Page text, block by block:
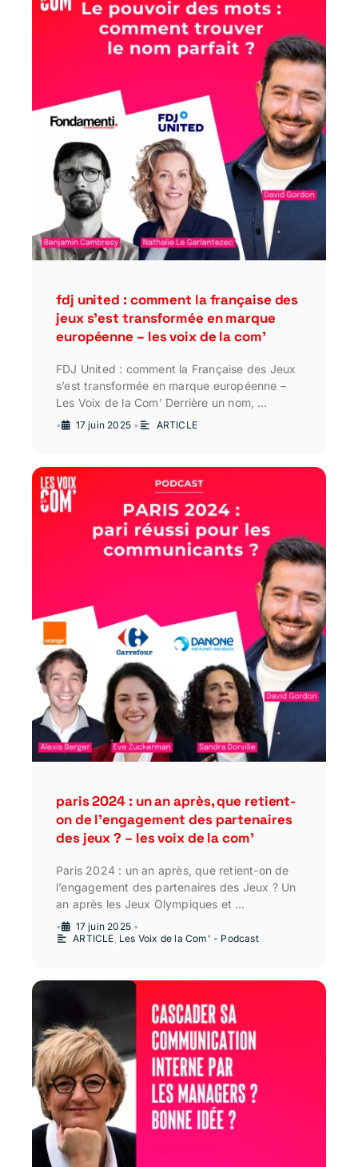
fdj united : comment la française des
jeux s’est transformée en marque
européenne – les voix de la com’
FDJ United : comment la Française des Jeux
s’est transformée en marque européenne –
Les Voix de la Com’ Derrière un nom, …
• 17 juin 2025 • ARTICLE
paris 2024 : un an après, que retient-
on de l’engagement des partenaires
des jeux ? – les voix de la com’
Paris 2024 : un an après, que retient-on de
l’engagement des partenaires des Jeux ? Un
an après les Jeux Olympiques et …
• 17 juin 2025 •
ARTICLE, Les Voix de la Com' - Podcast